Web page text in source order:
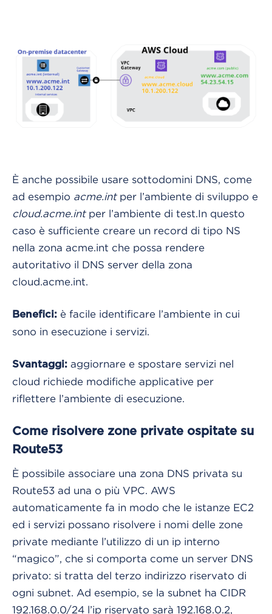
È anche possibile usare sottodomini DNS, come
ad esempio acme.intper l’ambiente di sviluppo e
cloud.acme.intper l’ambiente di test.In questo
caso è sufficiente creare un record di tipo NS
nella zona acme.int che possa rendere
autoritativo il DNS server della zona
cloud.acme.int.
Benefici: è facile identificare l’ambiente in cui
sono in esecuzione i servizi.
Svantaggi: aggiornare e spostare servizi nel
cloud richiede modifiche applicative per
riflettere l’ambiente di esecuzione.
Come risolvere zone private ospitate su
Route53
È possibile associare una zona DNS privata su
Route53 ad una o più VPC. AWS
automaticamente fa in modo che le istanze EC2
ed i servizi possano risolvere i nomi delle zone
private mediante l’utilizzo di un ip interno
“magico”, che si comporta come un server DNS
privato: si tratta del terzo indirizzo riservato di
ogni subnet. Ad esempio, se la subnet ha CIDR
192.168.0.0/24 l’ip riservato sarà 192.168.0.2,